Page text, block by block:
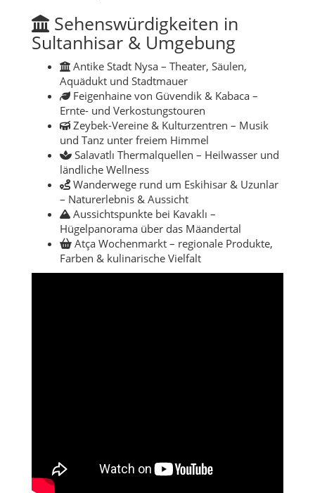
Sehenswürdigkeiten in
Sultanhisar & Umgebung
Antike Stadt Nysa – Theater, Säulen,
Aquädukt und Stadtmauer
Feigenhaine von Güvendik & Kabaca –
Ernte- und Verkostungstouren
Zeybek-Vereine & Kulturzentren – Musik
und Tanz unter freiem Himmel
Salavatlı Thermalquellen – Heilwasser und
ländliche Wellness
Wanderwege rund um Eskihisar & Uzunlar
– Naturerlebnis & Aussicht
Aussichtspunkte bei Kavaklı –
Hügelpanorama über das Mäandertal
Atça Wochenmarkt – regionale Produkte,
Farben & kulinarische Vielfalt